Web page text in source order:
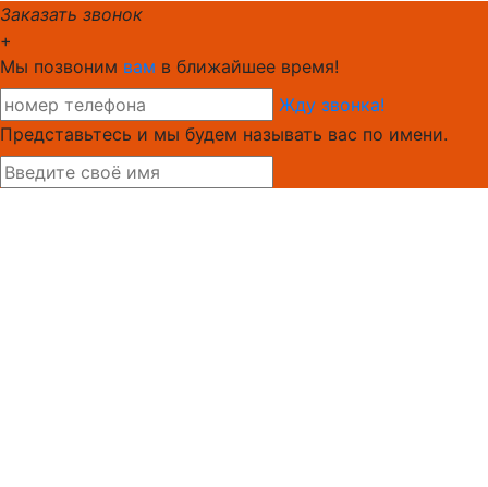
Заказать звонок
+
Мы позвоним вам в ближайшее время!
Жду звонка!
Представьтесь и мы будем называть вас по имени.